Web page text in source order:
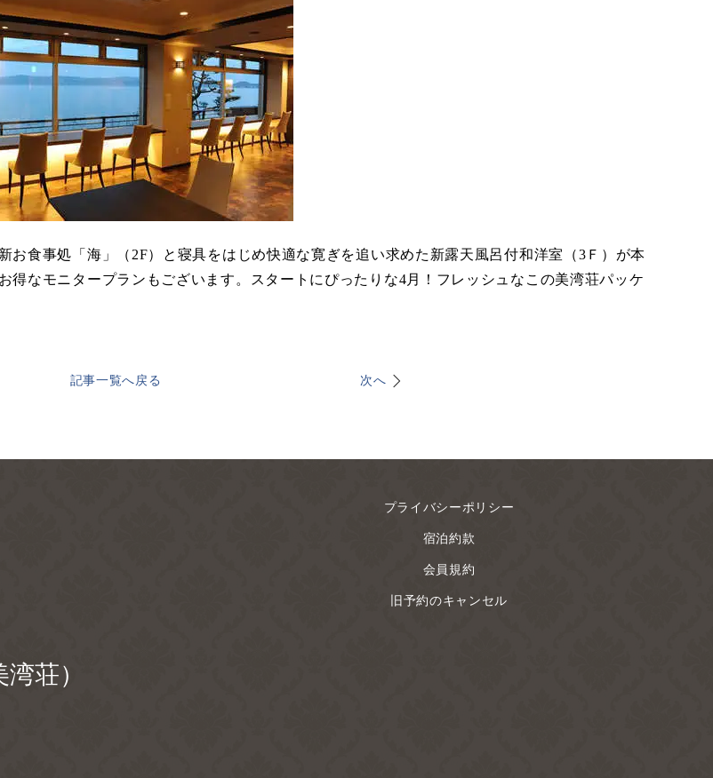
食事処「海」（2F）と寝具をはじめ快適な寛ぎを追い求めた新露天風呂付和洋室（3Ｆ）が本
得なモニタープランもございます。スタートにぴったりな4月！フレッシュなこの美湾荘パッケ
記事一覧へ戻る 次へ
プライバシーポリシー
宿泊約款
会員規約
旧予約のキャンセル
荘）